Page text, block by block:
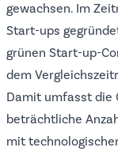
gewachsen. Im
Start-ups
grünen Start-up-
dem
Damit umfasst die
beträchtliche
mit